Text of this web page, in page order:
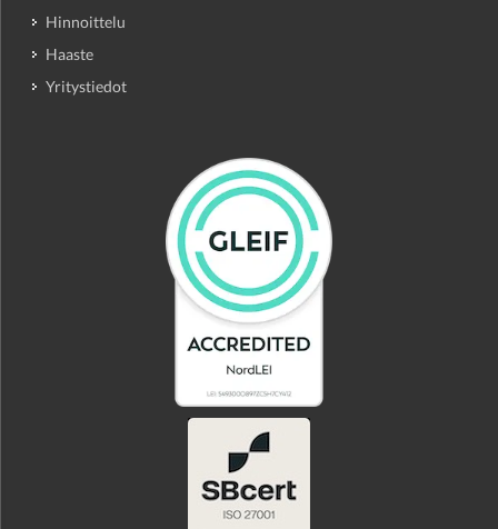
Hinnoittelu
Haaste
Yritystiedot